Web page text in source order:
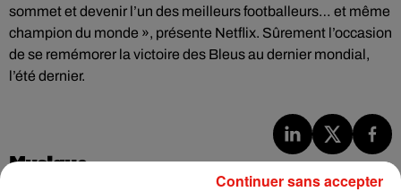
sommet et devenir l’un des meilleurs footballeurs… et même
champion du monde », présente Netflix. Sûrement l’occasion
de se remémorer la victoire des Bleus au dernier mondial,
l’été dernier.
Musique
Continuer sans accepter